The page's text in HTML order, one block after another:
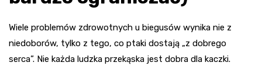
Wiele problemów zdrowotnych u biegusów wynika nie z
niedoborów, tylko z tego, co ptaki dostają „z dobrego
serca”. Nie każda ludzka przekąska jest dobra dla kaczki.